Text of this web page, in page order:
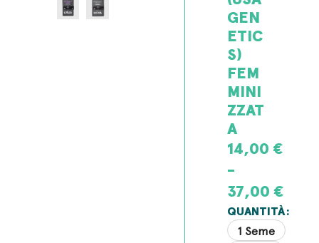
GEN
ETIC
S)
FEM
MINI
ZZAT
A
14,00€
-
37,00€
QUANTITÀ
1 Seme